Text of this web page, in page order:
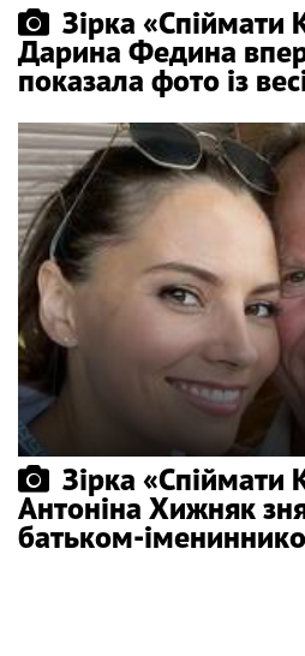
Зірка «Спіймати
Дарина Федина
показала фото із
Зірка «Спіймати
Антоніна Хижняк
батьком-